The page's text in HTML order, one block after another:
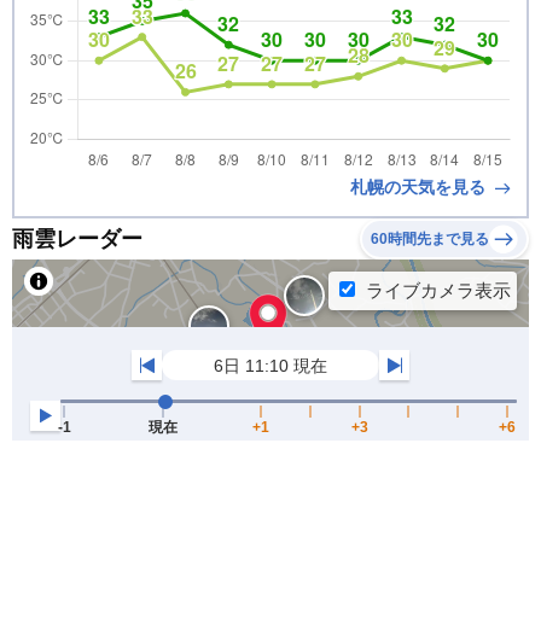
札幌の天気を見る
雨雲レーダー 60時間先まで見る